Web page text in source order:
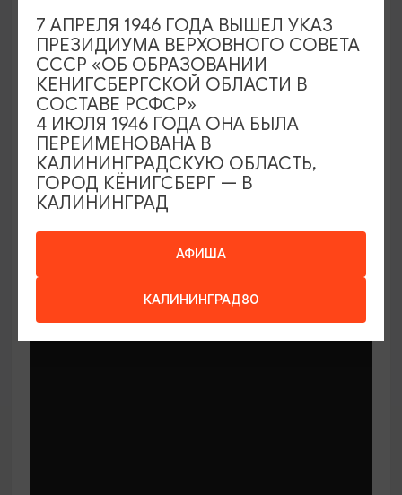
МАСТЕР-КЛАССЫ
Мастер-классы по керамике Елены
Бодяковой
Калининград, ул. Баранова, 45
АФИША
КАЛИНИНГРАД80
7 АПРЕЛЯ 1946 ГОДА ВЫШЕЛ УКАЗ
ПРЕЗИДИУМА ВЕРХОВНОГО СОВЕТА
СССР «ОБ ОБРАЗОВАНИИ
КЕНИГСБЕРГСКОЙ ОБЛАСТИ В
СОСТАВЕ РСФСР»
4 ИЮЛЯ 1946 ГОДА ОНА БЫЛА
ПЕРЕИМЕНОВАНА В
КАЛИНИНГРАДСКУЮ ОБЛАСТЬ,
ГОРОД КЁНИГСБЕРГ — В
КАЛИНИНГРАД